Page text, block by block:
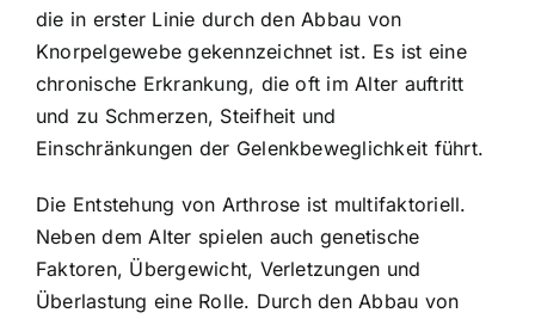
die in erster Linie durch den Abbau von
Knorpelgewebe gekennzeichnet ist. Es ist eine
chronische Erkrankung, die oft im Alter auftritt
und zu Schmerzen, Steifheit und
Einschränkungen der Gelenkbeweglichkeit führt.
Die Entstehung von Arthrose ist multifaktoriell.
Neben dem Alter spielen auch genetische
Faktoren, Übergewicht, Verletzungen und
Überlastung eine Rolle. Durch den Abbau von